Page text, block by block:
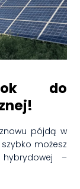
do
pójdą w
możesz
–